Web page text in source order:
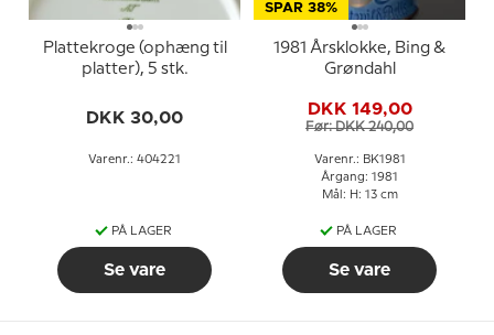
Plattekroge (ophæng til
platter), 5 stk.
DKK 30,00
Varenr.: 404221
PÅ LAGER
Se vare
SPAR 38%
1981 Årsklokke, Bing &
Grøndahl
DKK 149,00
Før: DKK 240,00
Varenr.: BK1981
Årgang: 1981
Mål: H: 13 cm
PÅ LAGER
Se vare